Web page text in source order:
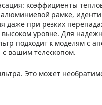
коэффициенты
рамке,
даже при резких
высоком уровне. Для
подходит к моделям с
с вашим телескопом.
Это может